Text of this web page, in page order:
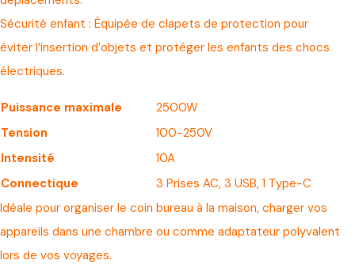
Sécurité enfant : Équipée de clapets de protection pour
éviter l’insertion d’objets et protéger les enfants des chocs
électriques.
Puissance maximale
2500W
Tension
100-250V
Intensité
10A
Connectique
3 Prises AC, 3 USB, 1 Type-C
Idéale pour organiser le coin bureau à la maison, charger vos
appareils dans une chambre ou comme adaptateur polyvalent
lors de vos voyages.